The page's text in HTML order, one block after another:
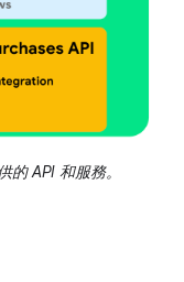
API 和服務。